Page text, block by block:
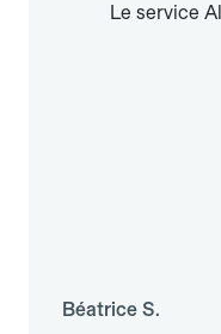
Le service
Béatrice S.